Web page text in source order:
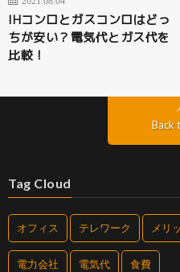
IHコンロとガスコンロはどっ
ちが安い？電気代とガス代を
比較！
Back
Tag Cloud
オフィス テレワーク メリ
電力会社 電気代 食費